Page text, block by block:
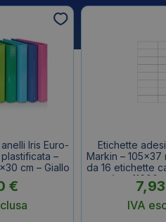
Iris Euro-
–
cm – Giallo
€
Etichette
Markin – 105×37
da 16 etichette
(conf.1600
7,93
IVA